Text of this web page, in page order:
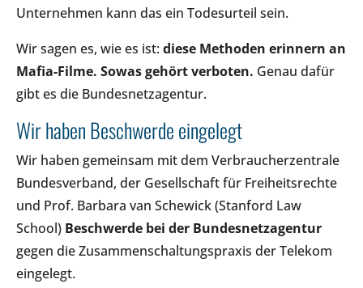
Unternehmen kann das ein Todesurteil sein.
Wir sagen es, wie es ist: diese Methoden erinnern an
Mafia-Filme. Sowas gehört verboten. Genau dafür
gibt es die Bundesnetzagentur.
Wir haben Beschwerde eingelegt
Wir haben gemeinsam mit dem Verbraucherzentrale
Bundesverband, der Gesellschaft für Freiheitsrechte
und Prof. Barbara van Schewick (Stanford Law
School) Beschwerde bei der Bundesnetzagentur
gegen die Zusammenschaltungspraxis der Telekom
eingelegt.